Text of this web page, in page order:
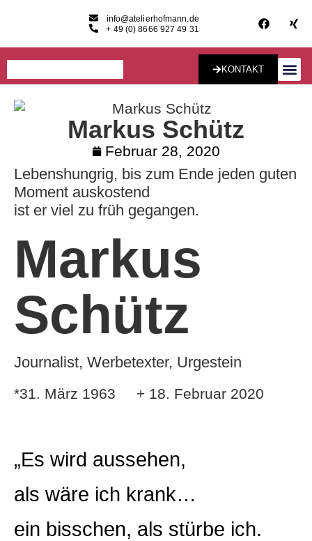
info@atelierhofmann.de
+ 49 (0) 8666 927 49 31
KONTAKT
Markus Schütz
Februar 28, 2020
Lebenshungrig, bis zum Ende jeden guten
Moment auskostend
ist er viel zu früh gegangen.
Markus
Schütz
Journalist, Werbetexter, Urgestein
*31. März 1963 + 18. Februar 2020
„Es wird aussehen,
als wäre ich krank…
ein bisschen, als stürbe ich.